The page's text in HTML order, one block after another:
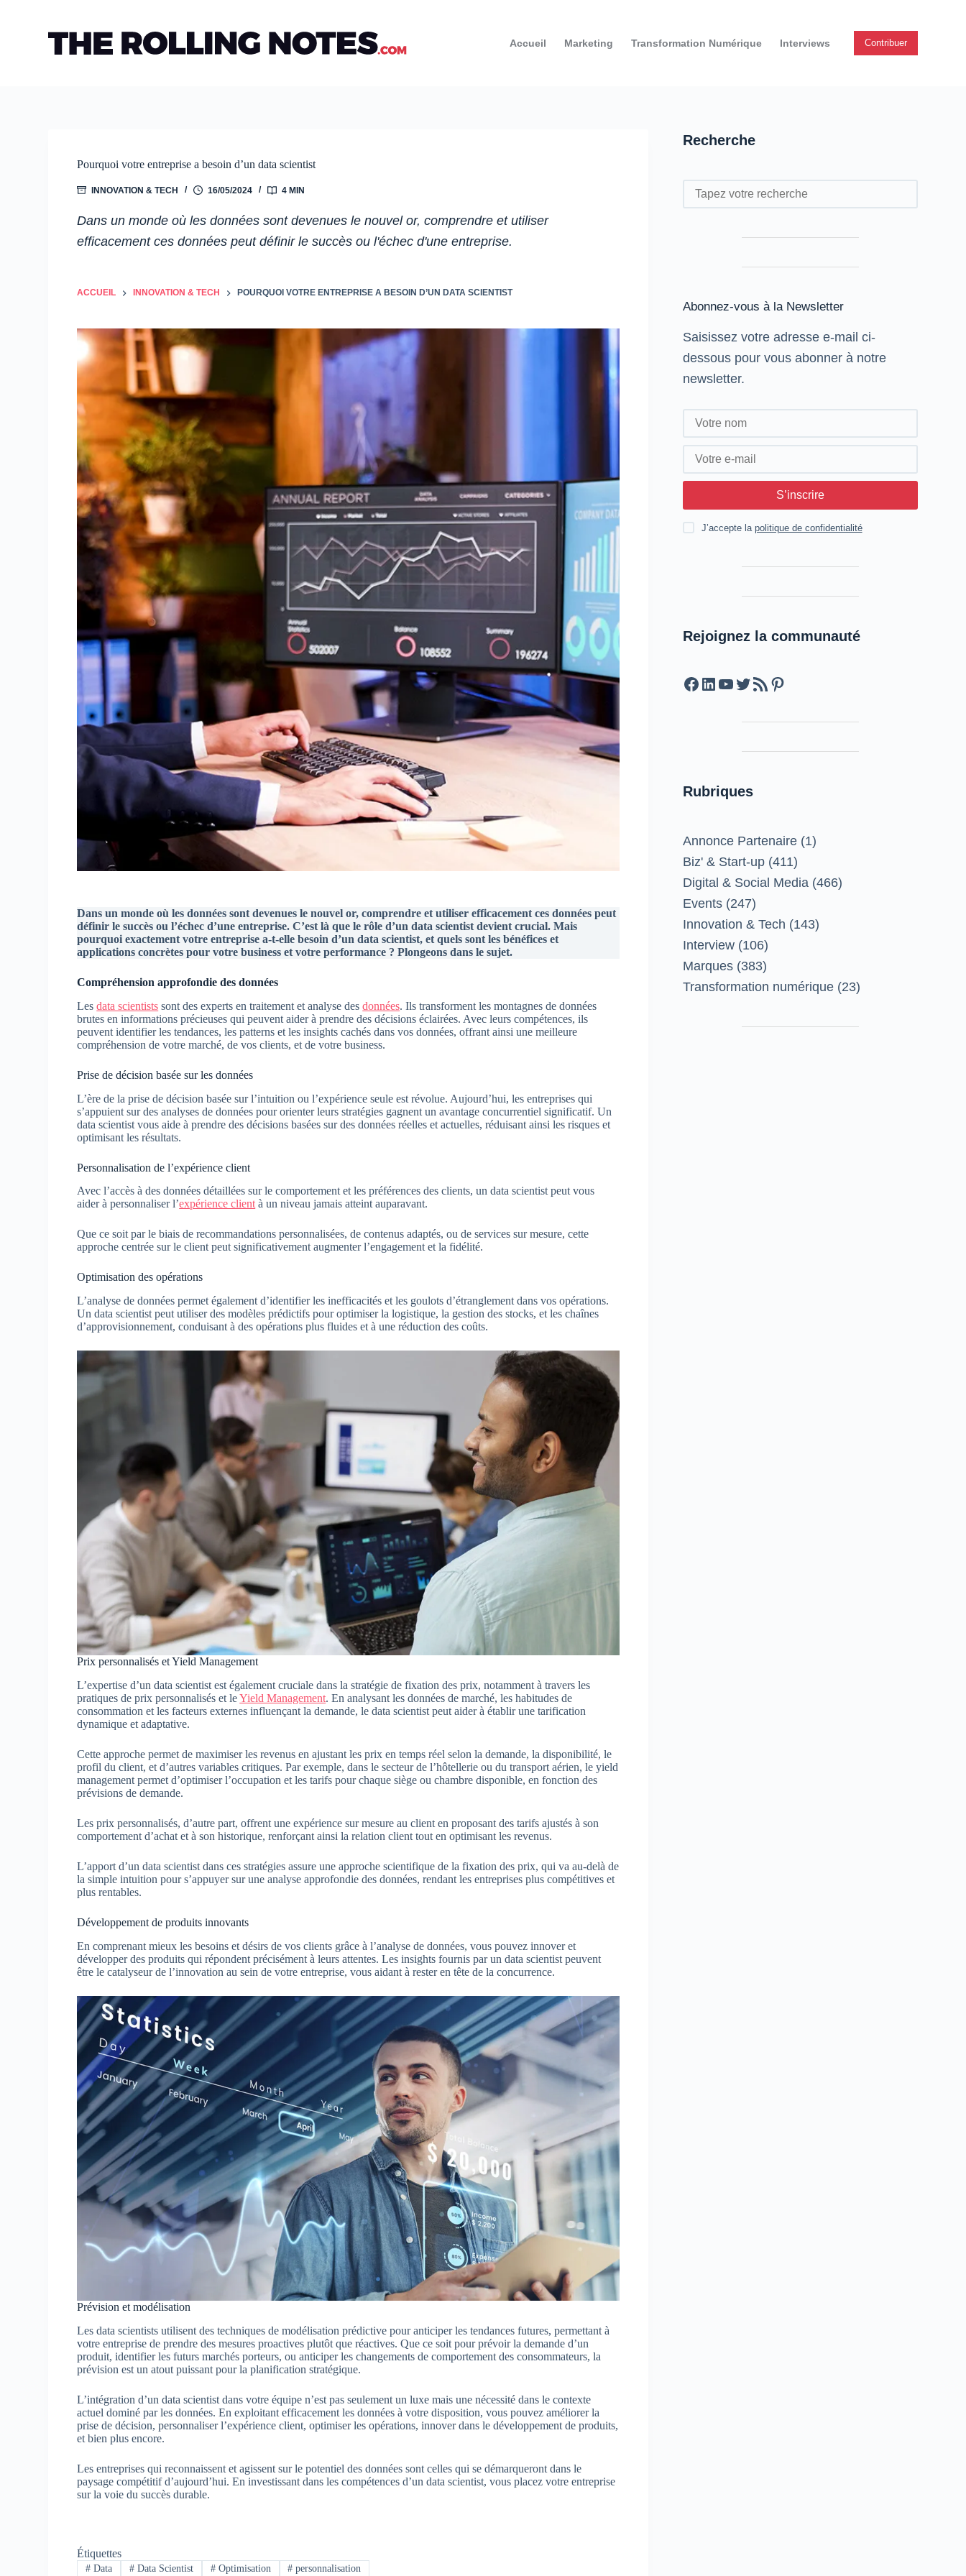
Accueil Marketing Transformation Numérique Interviews Contribuer
Pourquoi votre entreprise a besoin d’un data scientist
INNOVATION & TECH 16/05/2024 4 MIN
Dans un monde où les données sont devenues le nouvel or, comprendre et utiliser
efficacement ces données peut définir le succès ou l'échec d'une entreprise.
ACCUEIL INNOVATION & TECH POURQUOI VOTRE ENTREPRISE A BESOIN D’UN DATA SCIENTIST
Dans un monde où les données sont devenues le nouvel or, comprendre et utiliser efficacement ces données peut
définir le succès ou l’échec d’une entreprise. C’est là que le rôle d’un data scientist devient crucial. Mais
pourquoi exactement votre entreprise a-t-elle besoin d’un data scientist, et quels sont les bénéfices et
applications concrètes pour votre business et votre performance ? Plongeons dans le sujet.
Compréhension approfondie des données
Lesdata scientists sont des experts en traitement et analyse desdonnées. Ils transforment les montagnes de données
brutes en informations précieuses qui peuvent aider à prendre des décisions éclairées. Avec leurs compétences, ils
peuvent identifier les tendances, les patterns et les insights cachés dans vos données, offrant ainsi une meilleure
compréhension de votre marché, de vos clients, et de votre business.
Prise de décision basée sur les données
L’ère de la prise de décision basée sur l’intuition ou l’expérience seule est révolue. Aujourd’hui, les entreprises qui
s’appuient sur des analyses de données pour orienter leurs stratégies gagnent un avantage concurrentiel significatif. Un
data scientist vous aide à prendre des décisions basées sur des données réelles et actuelles, réduisant ainsi les risques et
optimisant les résultats.
Personnalisation de l’expérience client
Avec l’accès à des données détaillées sur le comportement et les préférences des clients, un data scientist peut vous
aider à personnaliser l’expérience client à un niveau jamais atteint auparavant.
Que ce soit par le biais de recommandations personnalisées, de contenus adaptés, ou de services sur mesure, cette
approche centrée sur le client peut significativement augmenter l’engagement et la fidélité.
Optimisation des opérations
L’analyse de données permet également d’identifier les inefficacités et les goulots d’étranglement dans vos opérations.
Un data scientist peut utiliser des modèles prédictifs pour optimiser la logistique, la gestion des stocks, et les chaînes
d’approvisionnement, conduisant à des opérations plus fluides et à une réduction des coûts.
Prix personnalisés et Yield Management
L’expertise d’un data scientist est également cruciale dans la stratégie de fixation des prix, notamment à travers les
pratiques de prix personnalisés et leYield Management. En analysant les données de marché, les habitudes de
consommation et les facteurs externes influençant la demande, le data scientist peut aider à établir une tarification
dynamique et adaptative.
Cette approche permet de maximiser les revenus en ajustant les prix en temps réel selon la demande, la disponibilité, le
profil du client, et d’autres variables critiques. Par exemple, dans le secteur de l’hôtellerie ou du transport aérien, le yield
management permet d’optimiser l’occupation et les tarifs pour chaque siège ou chambre disponible, en fonction des
prévisions de demande.
Les prix personnalisés, d’autre part, offrent une expérience sur mesure au client en proposant des tarifs ajustés à son
comportement d’achat et à son historique, renforçant ainsi la relation client tout en optimisant les revenus.
L’apport d’un data scientist dans ces stratégies assure une approche scientifique de la fixation des prix, qui va au-delà de
la simple intuition pour s’appuyer sur une analyse approfondie des données, rendant les entreprises plus compétitives et
plus rentables.
Développement de produits innovants
En comprenant mieux les besoins et désirs de vos clients grâce à l’analyse de données, vous pouvez innover et
développer des produits qui répondent précisément à leurs attentes. Les insights fournis par un data scientist peuvent
être le catalyseur de l’innovation au sein de votre entreprise, vous aidant à rester en tête de la concurrence.
Prévision et modélisation
Les data scientists utilisent des techniques de modélisation prédictive pour anticiper les tendances futures, permettant à
votre entreprise de prendre des mesures proactives plutôt que réactives. Que ce soit pour prévoir la demande d’un
produit, identifier les futurs marchés porteurs, ou anticiper les changements de comportement des consommateurs, la
prévision est un atout puissant pour la planification stratégique.
L’intégration d’un data scientist dans votre équipe n’est pas seulement un luxe mais une nécessité dans le contexte
actuel dominé par les données. En exploitant efficacement les données à votre disposition, vous pouvez améliorer la
prise de décision, personnaliser l’expérience client, optimiser les opérations, innover dans le développement de produits,
et bien plus encore.
Les entreprises qui reconnaissent et agissent sur le potentiel des données sont celles qui se démarqueront dans le
paysage compétitif d’aujourd’hui. En investissant dans les compétences d’un data scientist, vous placez votre entreprise
sur la voie du succès durable.
Étiquettes
# Data #Data Scientist #Optimisation # personnalisation
Recherche
Rechercher
Abonnez-vous à la Newsletter
Saisissez votre adresse e-mail ci-
dessous pour vous abonner à notre
newsletter.
S’inscrire
J’accepte la politique de confidentialité
Rejoignez la communauté
Facebook
LinkedIn
YouTube
Twitter
Feed RSSPinterest
Rubriques
Annonce Partenaire (1)
Biz' & Start-up (411)
Digital & Social Media (466)
Events (247)
Innovation & Tech (143)
Interview (106)
Marques (383)
Transformation numérique (23)